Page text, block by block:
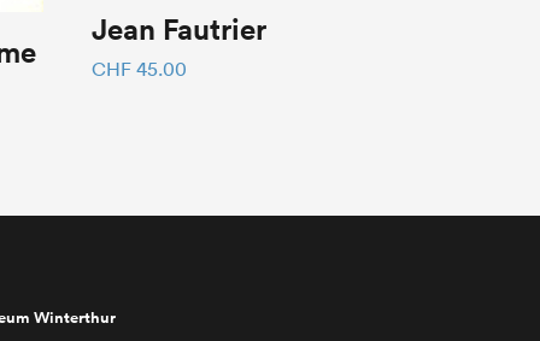
Jean Fautrier
CHF 45.00
Winterthur